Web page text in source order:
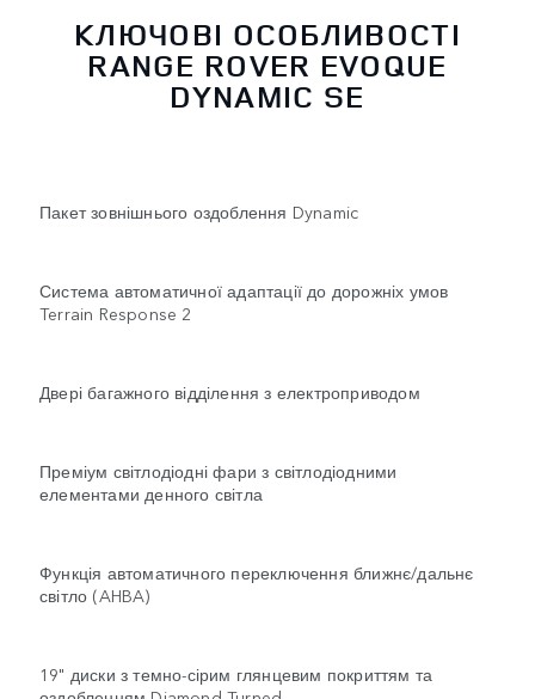
КЛЮЧОВІ ОСОБЛИВОСТІ
RANGE ROVER EVOQUE
DYNAMIC SE
Пакет зовнішнього оздоблення Dynamic
Система автоматичної адаптації до дорожніх умов
Terrain Response 2
Двері багажного відділення з електроприводом
Преміум світлодіодні фари з світлодіодними
елементами денного світла
Функція автоматичного переключення ближнє/дальнє
світло (AHBA)
19" диски з темно-сірим глянцевим покриттям та